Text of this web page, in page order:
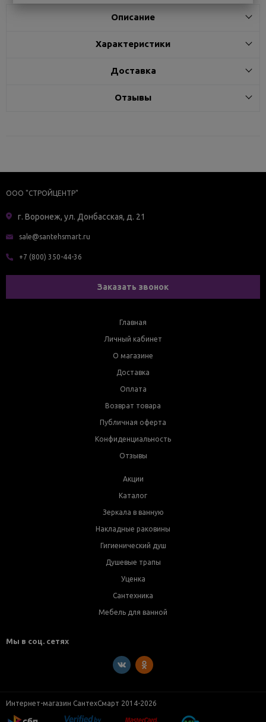
Описание
Характеристики
Доставка
Отзывы
ООО "СТРОЙЦЕНТР"
г. Воронеж, ул. Донбасская, д. 21
sale@santehsmart.ru
+7 (800) 350-44-36
Заказать звонок
Главная
Личный кабинет
О магазине
Доставка
Оплата
Возврат товара
Публичная оферта
Конфиденциальность
Отзывы
Акции
Каталог
Зеркала в ванную
Накладные раковины
Гигиенический душ
Душевые трапы
Уценка
Сантехника
Мебель для ванной
Мы в соц. сетях
Интернет-магазин СантехСмарт 2014-2026